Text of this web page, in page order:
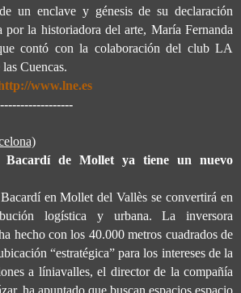
un enclave y génesis de su declaración
la historiadora del arte, María Fernanda
contó con la colaboración del club LA
Cuencas.
www.lne.es
de Mollet ya tiene un nuevo
en Mollet del Vallès se convertirá en
logística y urbana. La inversora
hecho con los 40.000 metros cuadrados de
“estratégica” para los intereses de la
a líniavalles, el director de la compañía
ha apuntado que buscan espacios espacio